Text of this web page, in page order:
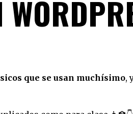
que se usan muchísimo,